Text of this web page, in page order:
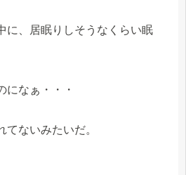
に、居眠りしそうなくらい眠
になぁ・・・
てないみたいだ。